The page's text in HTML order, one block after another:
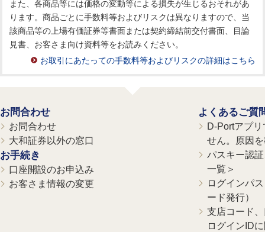
また、各商品等には価格の変動等による損失が生じるおそれがあ
ります。商品ごとに手数料等およびリスクは異なりますので、当
該商品等の上場有価証券等書面または契約締結前交付書面、目論
見書、お客さま向け資料等をお読みください。
お取引にあたっての手数料等およびリスクの詳細はこちら
お問合わせ
お問合わせ
大和証券以外の窓口
お手続き
口座開設のお申込み
お客さま情報の変更
よくあるご質
D-Portアプ
せん。原因
パスキー認
一覧＞
ログインパ
ード発行）
支店コード
ログインID